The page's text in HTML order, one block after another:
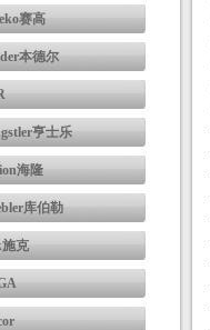
赛高
本德尔
亨士乐
海隆
库伯勒
克